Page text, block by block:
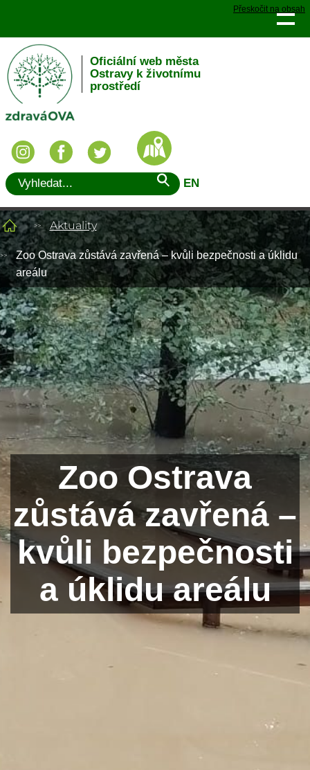
Přeskočit na obsah
Oficiální web města
Ostravy k životnímu
prostředí
EN
Aktuality
Zoo Ostrava zůstává zavřená – kvůli bezpečnosti a úklidu
areálu
Zoo Ostrava
zůstává zavřená –
kvůli bezpečnosti
a úklidu areálu